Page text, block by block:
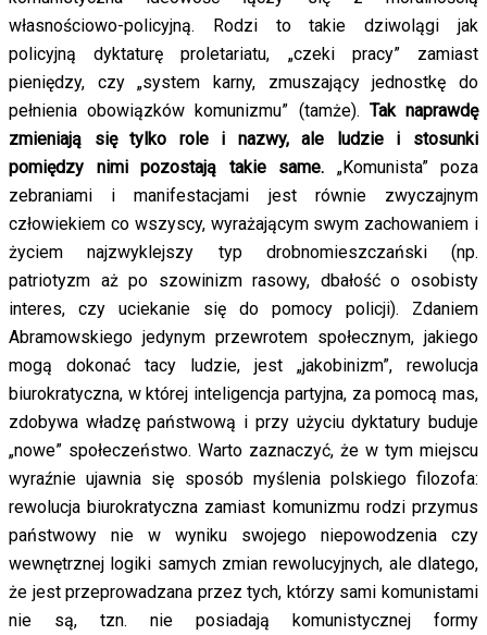
własnościowo-policyjną. Rodzi to takie dziwolągi jak
policyjną dyktaturę proletariatu, „czeki pracy” zamiast
pieniędzy, czy „system karny, zmuszający jednostkę do
pełnienia obowiązków komunizmu” (tamże). Tak naprawdę
zmieniają się tylko role i nazwy, ale ludzie i stosunki
pomiędzy nimi pozostają takie same. „Komunista” poza
zebraniami i manifestacjami jest równie zwyczajnym
człowiekiem co wszyscy, wyrażającym swym zachowaniem i
życiem najzwyklejszy typ drobnomieszczański (np.
patriotyzm aż po szowinizm rasowy, dbałość o osobisty
interes, czy uciekanie się do pomocy policji). Zdaniem
Abramowskiego jedynym przewrotem społecznym, jakiego
mogą dokonać tacy ludzie, jest „jakobinizm”, rewolucja
biurokratyczna, w której inteligencja partyjna, za pomocą mas,
zdobywa władzę państwową i przy użyciu dyktatury buduje
„nowe” społeczeństwo. Warto zaznaczyć, że w tym miejscu
wyraźnie ujawnia się sposób myślenia polskiego filozofa:
rewolucja biurokratyczna zamiast komunizmu rodzi przymus
państwowy nie w wyniku swojego niepowodzenia czy
wewnętrznej logiki samych zmian rewolucyjnych, ale dlatego,
że jest przeprowadzana przez tych, którzy sami komunistami
nie są, tzn. nie posiadają komunistycznej formy